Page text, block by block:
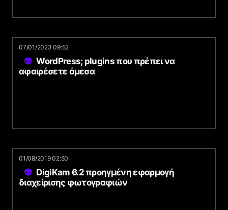
07/01/2023 09:52
WordPress; plugins που πρέπει να
αφαιρέσετε άμεσα
01/08/2019 02:50
DigiKam 6.2 προηγμένη εφαρμογή
διαχείρισης φωτογραφιών